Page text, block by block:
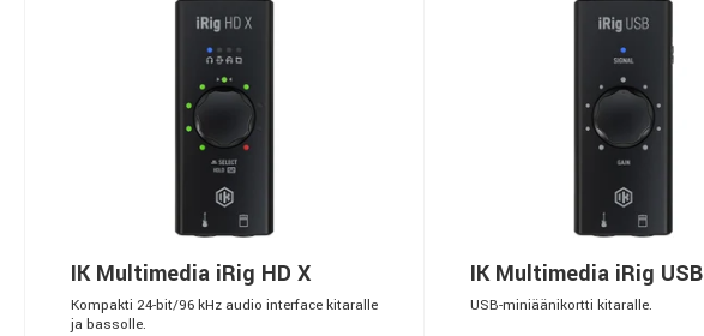
IK Multimedia iRig HD X
Kompakti 24-bit/96 kHz audio interface kitaralle
ja bassolle.
IK Multimedia iRig USB
USB-miniäänikortti kitaralle.